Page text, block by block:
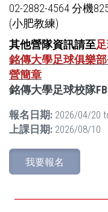
02-2882-4564 分機
(小肥教練)
其他營隊資訊請至
銘傳大學足球俱樂
營簡章
銘傳大學足球校隊FB
報名日期: 2026/04/20
上課日期: 2026/08/10
我要報名